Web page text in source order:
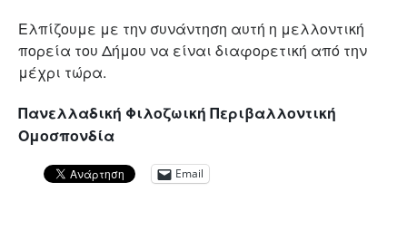
Ελπίζουμε με την συνάντηση αυτή η μελλοντική
πορεία του Δήμου να είναι διαφορετική από την
μέχρι τώρα.
Πανελλαδική Φιλοζωική Περιβαλλοντική
Ομοσπονδία
Email